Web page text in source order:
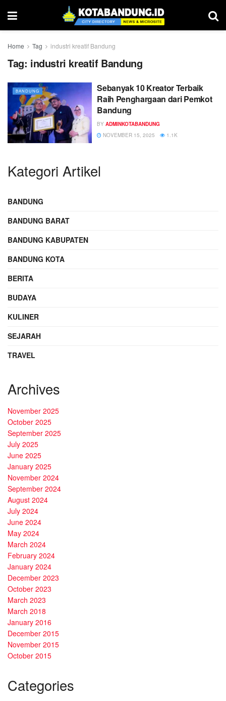
Home Tag industri kreatif Bandung
Tag: industri kreatif Bandung
BANDUNG
Sebanyak 10 Kreator Terbaik
Raih Penghargaan dari Pemkot
Bandung
BY ADMINKOTABANDUNG
NOVEMBER 15, 2025
1.1K
Kategori Artikel
BANDUNG
BANDUNG BARAT
BANDUNG KABUPATEN
BANDUNG KOTA
BERITA
BUDAYA
KULINER
SEJARAH
TRAVEL
Archives
November 2025
October 2025
September 2025
July 2025
June 2025
January 2025
November 2024
September 2024
August 2024
July 2024
June 2024
May 2024
March 2024
February 2024
January 2024
December 2023
October 2023
March 2023
March 2018
January 2016
December 2015
November 2015
October 2015
Categories